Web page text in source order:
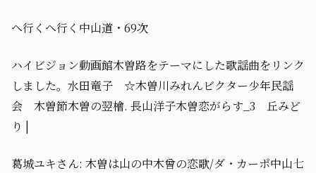
へ行くへ行く中山道・69次
ハイビジョン動画館木曽路をテーマにした歌謡曲をリンク
しました。水田竜子 ☆木曽川みれんビクター少年民謡
会 木曽節木曽の翌檜. 長山洋子木曽恋がらす_3 丘みど
り |
葛城ユキさん: 木曽は山の中木曾の恋歌/ダ・カーポ中山七